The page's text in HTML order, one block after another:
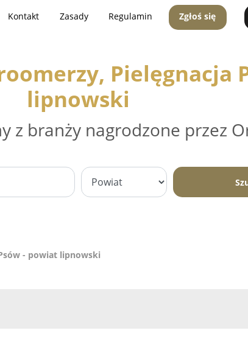
Kontakt Zasady Regulamin Zgłoś się
Pielęgnacja
lipnowski
z branży nagrodzone przez
- powiat lipnowski